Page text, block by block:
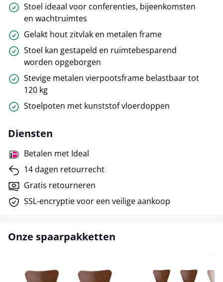
Stoel ideaal voor conferenties, bijeenkomsten
en wachtruimtes
Gelakt hout zitvlak en metalen frame
Stoel kan gestapeld en ruimtebesparend
worden opgeborgen
Stevige metalen vierpootsframe belastbaar tot
120 kg
Stoelpoten met kunststof vloerdoppen
Diensten
Betalen met Ideal
14 dagen retourrecht
Gratis retourneren
SSL-encryptie voor een veilige aankoop
Onze spaarpakketten